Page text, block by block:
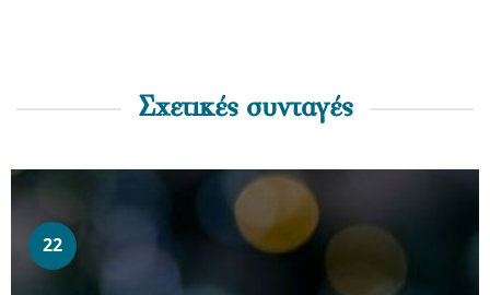
Σχετικές συνταγές
22